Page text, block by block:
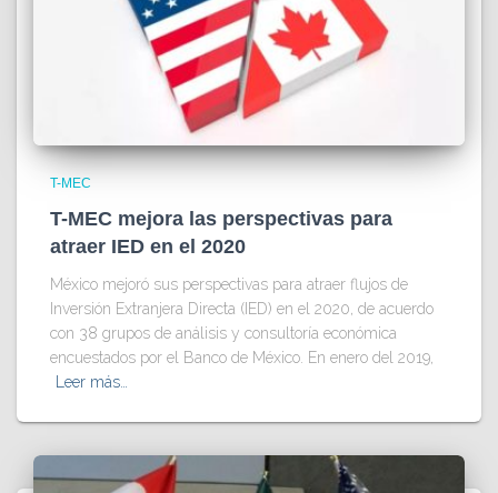
T-MEC
T-MEC mejora las perspectivas para
atraer IED en el 2020
México mejoró sus perspectivas para atraer flujos de
Inversión Extranjera Directa (IED) en el 2020, de acuerdo
con 38 grupos de análisis y consultoría económica
encuestados por el Banco de México. En enero del 2019,
Leer más…